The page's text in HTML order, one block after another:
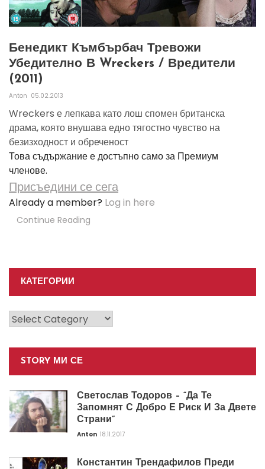
Бенедикт Къмбърбач Тревожи
Убедително В Wreckers / Вредители
(2011)
Anton 05.02.2013
Wreckers е лепкава като лош спомен британска
драма, която внушава едно тягостно чувство на
безизходност и обреченост
Това съдържание е достъпно само за Премиум
членове.
Присъедини се сега
Already a member? Log in here
Continue Reading
КАТЕГОРИИ
Категории
STORY МИ СЕ
Светослав Тодоров – “Да Те
Запомнят С Добро Е Риск И За Двете
Страни”
Anton 18.11.2017
Константин Трендафилов Преди